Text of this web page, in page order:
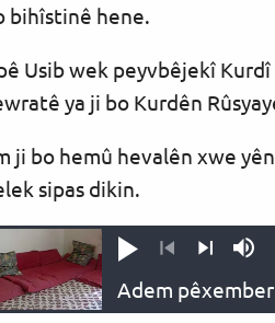
bihîstinê hene.
Usib wek peyvbêjekî
ya ji bo Kurdên
ji bo hemû hevalên xwe
sipas dikin.
Vêxîne
Previous